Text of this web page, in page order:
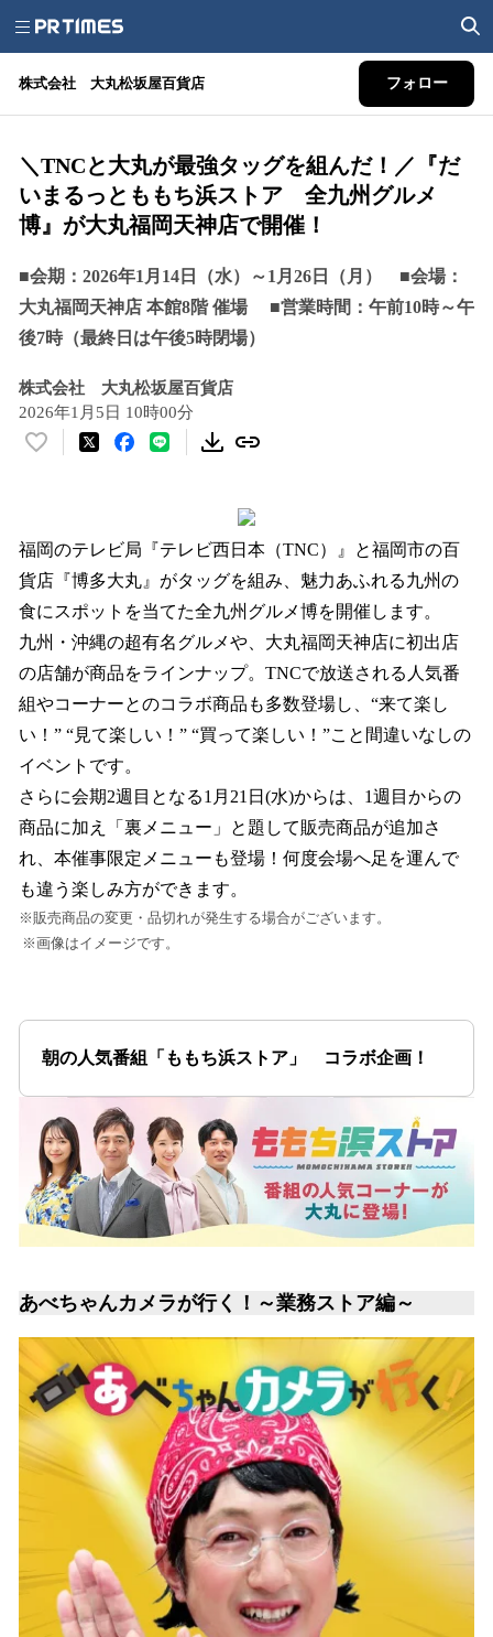
株式会社 大丸松坂屋百貨店 フォロー
＼TNCと大丸が最強タッグを組んだ！／『だ
いまるっとももち浜ストア 全九州グルメ
博』が大丸福岡天神店で開催！
■会期：2026年1月14日（水）～1月26日（月） ■会場：
大丸福岡天神店 本館8階 催場 ■営業時間：午前10時～午
後7時（最終日は午後5時閉場）
株式会社 大丸松坂屋百貨店
2026年1月5日 10時00分
い
数
を
読
み
込
み
中
で
す
福岡のテレビ局『テレビ西日本（TNC）』と福岡市の百
貨店『博多大丸』がタッグを組み、魅力あふれる九州の
食にスポットを当てた全九州グルメ博を開催します。
九州・沖縄の超有名グルメや、大丸福岡天神店に初出店
の店舗が商品をラインナップ。TNCで放送される人気番
組やコーナーとのコラボ商品も多数登場し、“来て楽し
い！” “見て楽しい！” “買って楽しい！”こと間違いなしの
イベントです。
さらに会期2週目となる1月21日(水)からは、1週目からの
商品に加え「裏メニュー」と題して販売商品が追加さ
れ、本催事限定メニューも登場！何度会場へ足を運んで
も違う楽しみ方ができます。
※販売商品の変更・品切れが発生する場合がございます。
※画像はイメージです。
朝の人気番組「ももち浜ストア」 コラボ企画！
あべちゃんカメラが行く！～業務ストア編～